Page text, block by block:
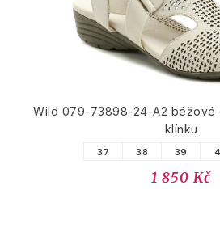
Wild 079-73898-24-A2 béžové
klínku
37 38 39
1 850 Kč